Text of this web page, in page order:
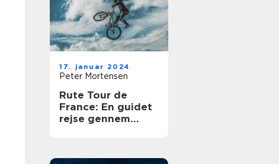
17. januar 2024
Peter Mortensen
Rute Tour de
France: En guidet
rejse gennem